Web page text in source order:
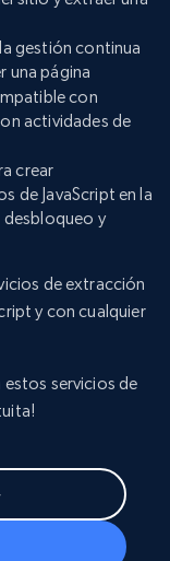
gestión continua
una página
con
actividades de
crear
de JavaScript en la
y
de extracción
y con cualquier
estos servicios de